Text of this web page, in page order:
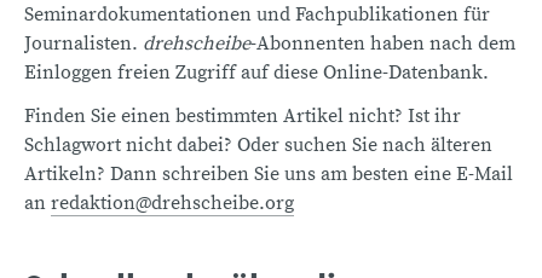
Seminardokumentationen und Fachpublikationen für
Journalisten. drehscheibe-Abonnenten haben nach dem
Einloggen freien Zugriff auf diese Online-Datenbank.
Finden Sie einen bestimmten Artikel nicht? Ist ihr
Schlagwort nicht dabei? Oder suchen Sie nach älteren
Artikeln? Dann schreiben Sie uns am besten eine E-Mail
an redaktion@drehscheibe.org